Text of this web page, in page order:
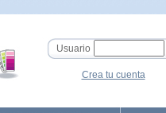
Usuario
Crea tu cuenta